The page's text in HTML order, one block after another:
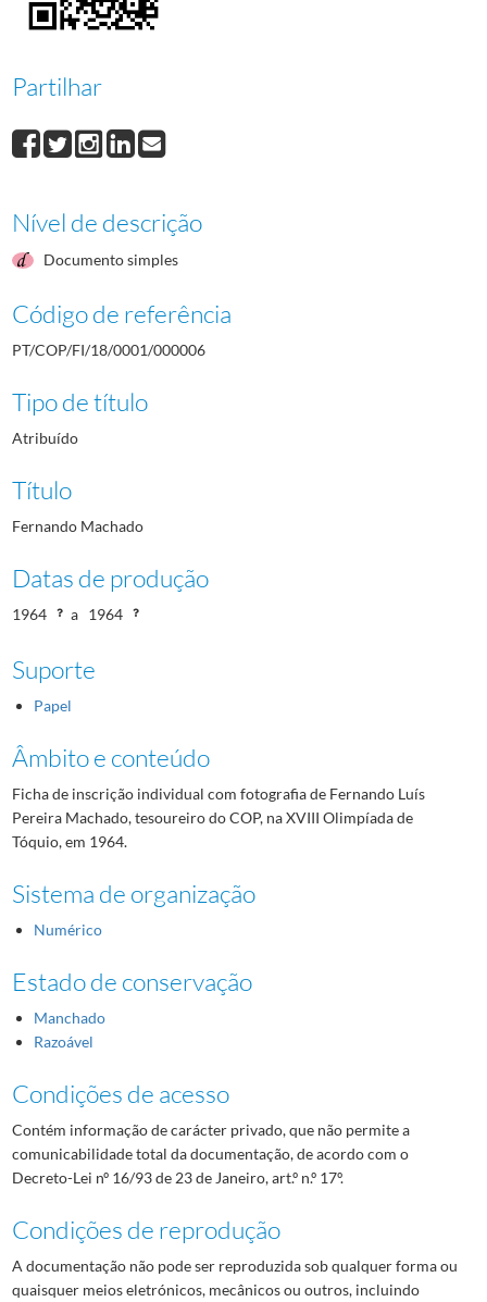
000009Gaudêncio Costa
(...)
Partilhar
Nível de descrição
Documento simples
Código de referência
PT/COP/FI/18/0001/000006
Tipo de título
Atribuído
Título
Fernando Machado
Datas de produção
1964 a 1964
Suporte
Papel
Âmbito e conteúdo
Ficha de inscrição individual com fotografia de Fernando Luís
Pereira Machado, tesoureiro do COP, na XVIII Olimpíada de
Tóquio, em 1964.
Sistema de organização
Numérico
Estado de conservação
Manchado
Razoável
Condições de acesso
Contém informação de carácter privado, que não permite a
comunicabilidade total da documentação, de acordo com o
Decreto-Lei nº 16/93 de 23 de Janeiro, art.º n.º 17º.
Condições de reprodução
A documentação não pode ser reproduzida sob qualquer forma ou
quaisquer meios eletrónicos, mecânicos ou outros, incluindo